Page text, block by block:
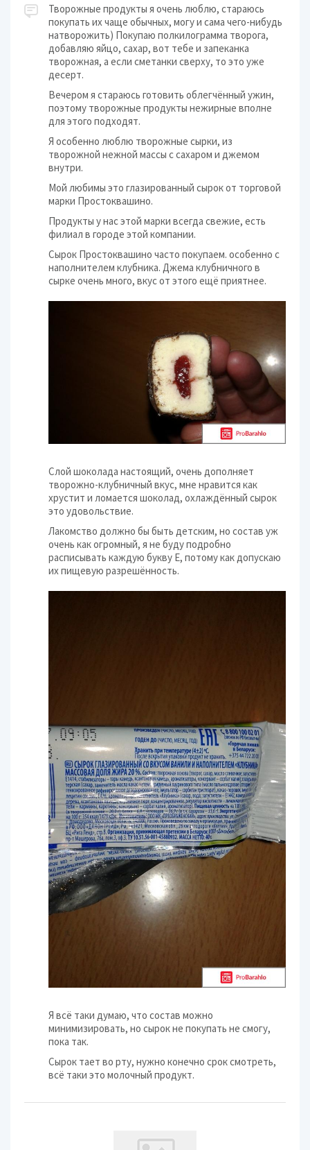
Творожные продукты я очень люблю, стараюсь
покупать их чаще обычных, могу и сама чего-нибудь
натворожить) Покупаю полкилограмма творога,
добавляю яйцо, сахар, вот тебе и запеканка
творожная, а если сметанки сверху, то это уже
десерт.
Вечером я стараюсь готовить облегчённый ужин,
поэтому творожные продукты нежирные вполне
для этого подходят.
Я особенно люблю творожные сырки, из
творожной нежной массы с сахаром и джемом
внутри.
Мой любимы это глазированный сырок от торговой
марки Простоквашино.
Продукты у нас этой марки всегда свежие, есть
филиал в городе этой компании.
Сырок Простоквашино часто покупаем. особенно с
наполнителем клубника. Джема клубничного в
сырке очень много, вкус от этого ещё приятнее.
Слой шоколада настоящий, очень дополняет
творожно-клубничный вкус, мне нравится как
хрустит и ломается шоколад, охлаждённый сырок
это удовольствие.
Лакомство должно бы быть детским, но состав уж
очень как огромный, я не буду подробно
расписывать каждую букву Е, потому как допускаю
их пищевую разрешённость.
Я всё таки думаю, что состав можно
минимизировать, но сырок не покупать не смогу,
пока так.
Сырок тает во рту, нужно конечно срок смотреть,
всё таки это молочный продукт.